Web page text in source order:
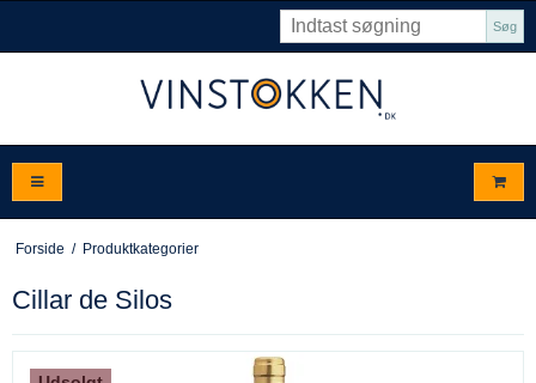
Søg
Forside / Produktkategorier
Cillar de Silos